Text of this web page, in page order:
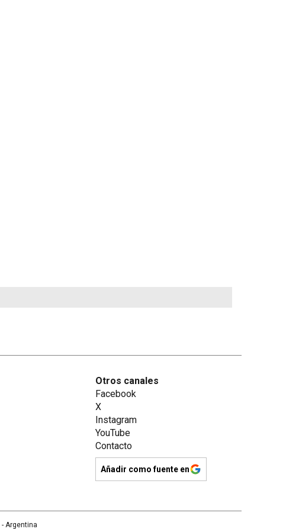
Otros canales
Facebook
X
Instagram
YouTube
Contacto
Añadir como fuente en
- Argentina